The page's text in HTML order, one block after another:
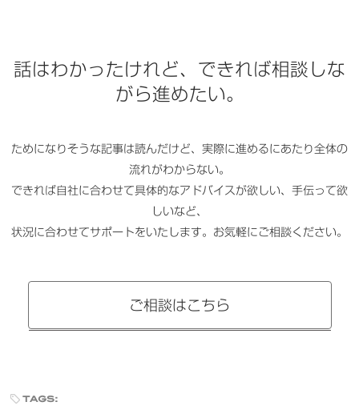
話はわかったけれど、できれば相談しな
がら進めたい。
ためになりそうな記事は読んだけど、実際に進めるにあたり全体の
流れがわからない。
できれば自社に合わせて具体的なアドバイスが欲しい、手伝って欲
しいなど、
状況に合わせてサポートをいたします。お気軽にご相談ください。
ご相談はこちら
tags: